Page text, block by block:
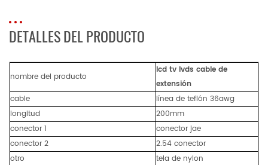
DETALLES DEL PRODUCTO
nombre del producto
lcd tv lvds cable de
extensión
cable
línea de teflón 36awg
longitud
200mm
conector 1
conector jae
conector 2
2.54 conector
otro
tela de nylon